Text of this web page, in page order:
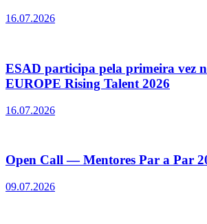
16.07.2026
ESAD participa pela primeira vez
EUROPE Rising Talent 2026
16.07.2026
Open Call — Mentores Par a Par
09.07.2026